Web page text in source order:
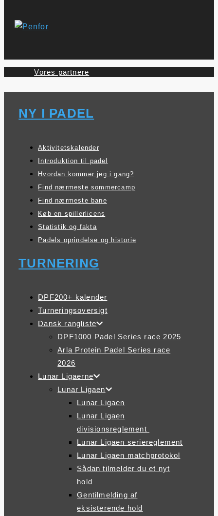
Vores partnere
NY I PADEL
Aktivitetskalender
Introduktion til padel
Hvordan kommer jeg i gang?
Find nærmeste sommercamp
Find nærmeste bane
Køb en spillerlicens
Statistik og fakta
Padels oprindelse og historie
TURNERING
DPF200+ kalender
Turneringsoversigt
Dansk rangliste
DPF1000 Padel Series race 2025
Arla Protein Padel Series race
2026
Lunar Ligaerne
Lunar Ligaen
Lunar Ligaen
Lunar Ligaen
divisionsreglement
Lunar Ligaen seriereglement
Lunar Ligaen matchprotokol
Sådan tilmelder du et nyt
hold
Gentilmelding af
eksisterende hold